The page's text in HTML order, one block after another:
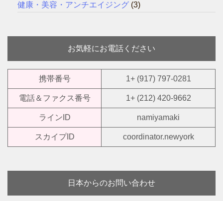
健康・美容・アンチエイジング (3)
お気軽にお電話ください
携帯番号 1+ (917) 797-0281
電話＆ファクス番号 1+ (212) 420-9662
ラインID namiyamaki
スカイプID coordinator.newyork
日本からのお問い合わせ